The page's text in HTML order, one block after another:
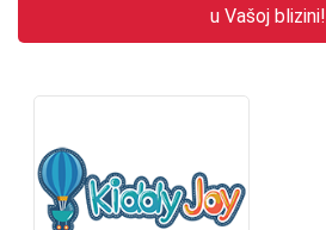
u Vašoj blizini!